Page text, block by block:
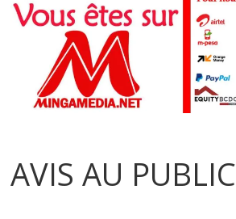
AVIS AU PUBLIC